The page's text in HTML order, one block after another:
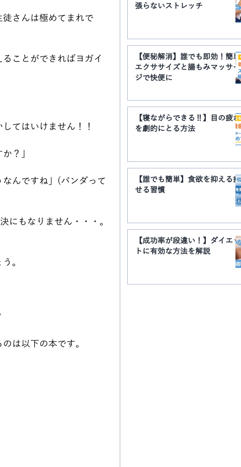
さんは極めてまれで
ことができればヨガイ
てはいけません！！
？」
んですね」(バンダって
にもなりません・・・。
。
は以下の本です。
張らないストレッチ
【便秘解消】誰でも即効！簡単
エクササイズと腸もみマッサー
ジで快便に
【寝ながらできる‼】目の疲れ
を劇的にとる方法
【誰でも簡単】食欲を抑える痩
せる習慣
【成功率が段違い！】ダイエッ
トに有効な方法を解説